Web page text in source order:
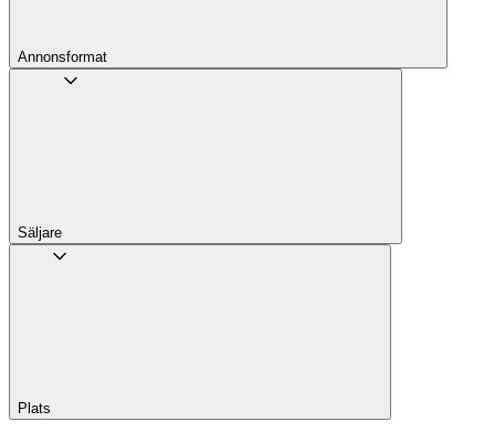
Annons­format
Säljare
Plats